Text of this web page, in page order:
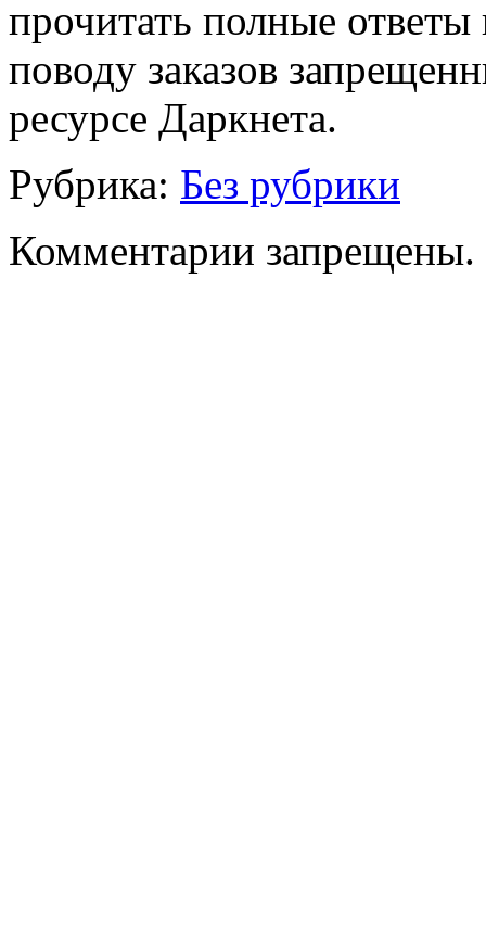
прочитать полные
поводу заказов
ресурсе Даркнета.
Рубрика: Без рубрики
Комментарии запрещены.